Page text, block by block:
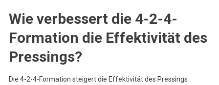
Wie verbessert die 4-2-4-
Formation die Effektivität des
Pressings?
Die 4-2-4-Formation steigert die Effektivität des Pressings